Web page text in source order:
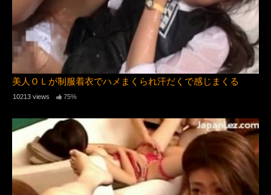
美人ＯＬが制服着衣でハメまくられ汗だくで感じまくる
10213 views 75%